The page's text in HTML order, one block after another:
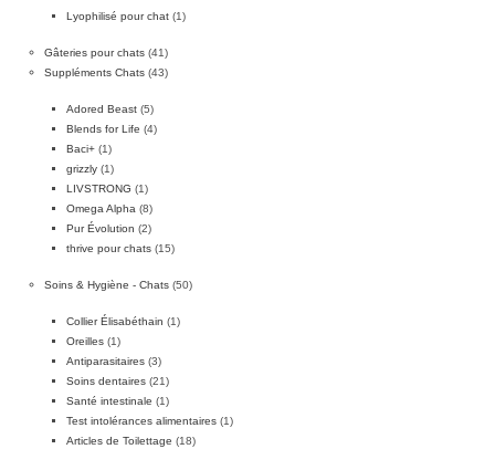
Lyophilisé pour chat (1)
Gâteries pour chats (41)
Suppléments Chats (43)
Adored Beast (5)
Blends for Life (4)
Baci+ (1)
grizzly (1)
LIVSTRONG (1)
Omega Alpha (8)
Pur Évolution (2)
thrive pour chats (15)
Soins & Hygiène - Chats (50)
Collier Élisabéthain (1)
Oreilles (1)
Antiparasitaires (3)
Soins dentaires (21)
Santé intestinale (1)
Test intolérances alimentaires (1)
Articles de Toilettage (18)